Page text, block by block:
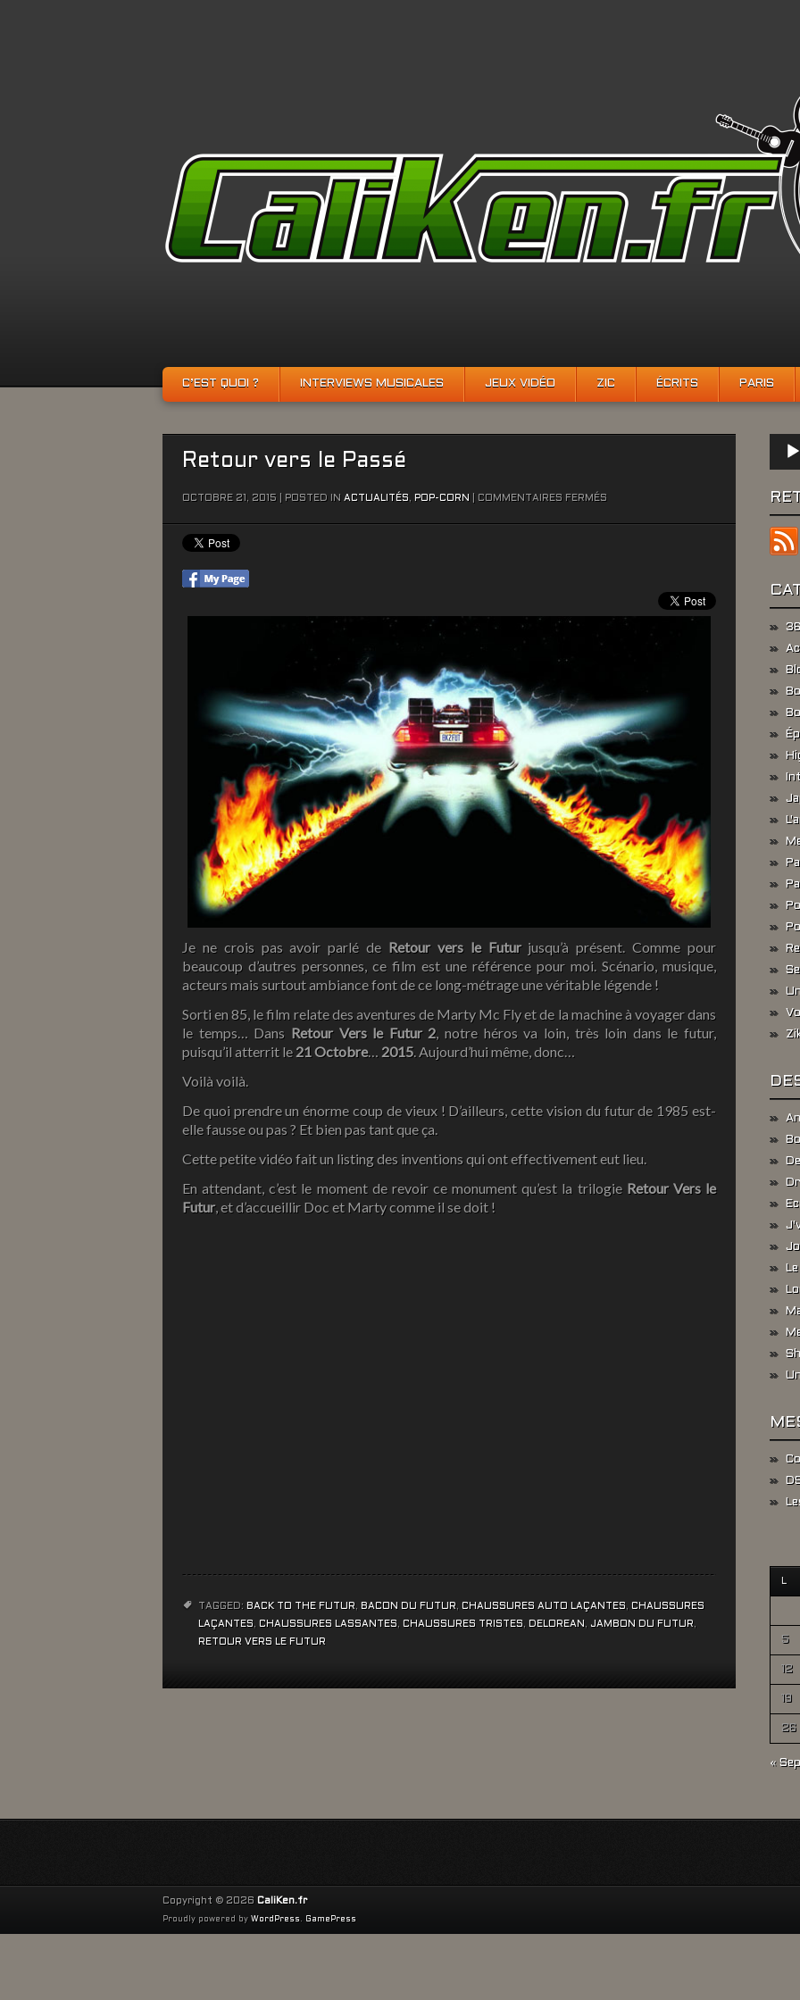
C’EST QUOI ? INTERVIEWS MUSICALES JEUX VIDÉO ZIC ÉCRITS PARIS
Retour vers le Passé
OCTOBRE 21, 2015 | POSTED IN ACTUALITÉS, POP-CORN COMMENTAIRES FERMÉSSUR
Je ne crois pas avoir parlé de Retour vers le Futurjusqu’à présent. Comme pour
beaucoup d’autres personnes, ce film est une référence pour moi. Scénario, musique,
acteurs mais surtout ambiance font de ce long-métrage une véritable légende !
Sorti en 85, le film relate des aventures de Marty Mc Fly et de la machine à voyager dans
le temps… Dans Retour Vers le Futur 2, notre héros va loin, très loin dans le futur,
puisqu’il atterrit le 21 Octobre… 2015. Aujourd’hui même, donc…
Voilà voilà.
De quoi prendre un énorme coup de vieux ! D’ailleurs, cette vision du futur de 1985 est-
elle fausse ou pas ? Et bien pas tant que ça.
Cette petite vidéo fait un listing des inventions qui ont effectivement eut lieu.
En attendant, c’est le moment de revoir ce monument qu’est la trilogie Retour Vers le
Futur, et d’accueillir Doc et Marty comme il se doit !
TAGGED: BACK TO THE FUTUR BACON DU FUTUR CHAUSSURES AUTO LAÇANTES
CHAUSSURES
LAÇANTES
CHAUSSURES LASSANTES CHAUSSURES TRISTES DELOREAN JAMBON DU FUTUR
RETOUR VERS LE FUTUR
audio
L
5
12
19
26
« Sep
Copyright © 2026 CaliKen.fr
Proudly powered by WordPress . GamePress